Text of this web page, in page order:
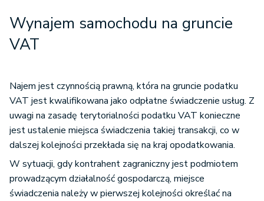
Wynajem samochodu na gruncie
VAT
Najem jest czynnością prawną, która na gruncie podatku
VAT jest kwalifikowana jako odpłatne świadczenie usług. Z
uwagi na zasadę terytorialności podatku VAT konieczne
jest ustalenie miejsca świadczenia takiej transakcji, co w
dalszej kolejności przekłada się na kraj opodatkowania.
W sytuacji, gdy kontrahent zagraniczny jest podmiotem
prowadzącym działalność gospodarczą, miejsce
świadczenia należy w pierwszej kolejności określać na